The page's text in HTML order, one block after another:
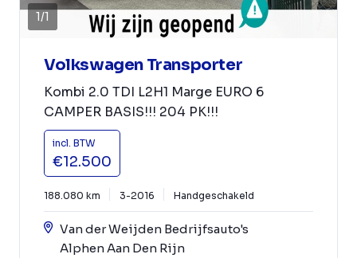
1/1
Volkswagen Transporter
Kombi 2.0 TDI L2H1 Marge EURO 6
CAMPER BASIS!!! 204 PK!!!
incl. BTW
€12.500
188.080 km 3-2016 Handgeschakeld
Van der Weijden Bedrijfsauto's
Alphen Aan Den Rijn